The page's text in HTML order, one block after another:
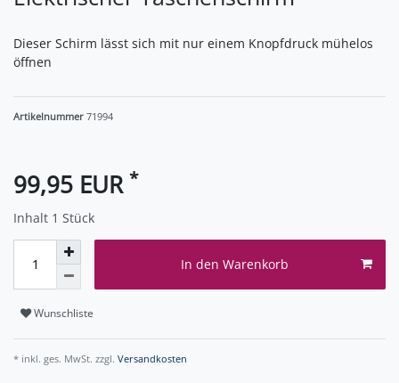
Dieser Schirm lässt sich mit nur einem Knopfdruck mühelos
öffnen
Artikelnummer 71994
99,95 EUR *
Inhalt 1 Stück
In den Warenkorb
Wunschliste
* inkl. ges. MwSt. zzgl. Versandkosten